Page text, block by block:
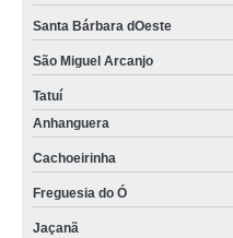
tratamento para ansiedade e
tratamento para transtorno de
tratamento da ansiedade marcar
onde agendar tratamento da
onde agendar tratamento
onde fazer tratamento para
Paulista
Santa Bárbara dOeste
São Miguel Arcanjo
Tatuí
Anhanguera
Cachoeirinha
Freguesia do Ó
Jaçanã